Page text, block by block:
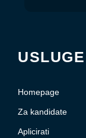
USLUGE
Homepage
Za kandidate
Aplicirati